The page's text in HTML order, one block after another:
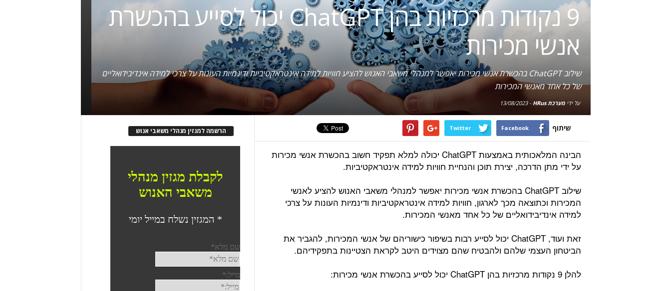
9 נקודות מרכזיות בהן ChatGPT יכול לסייע בהכשרת
אנשי מכירות
שילוב ChatGPT בהכשרת אנשי מכירות יאפשר למנהלי משאבי האנוש להציע חוויות למידה אינטראקטיביות ודינמיות העונות על צרכי למידה אינדיבידואליים
של כל אחד מאנשי המכירות
על ידימערכת HRus -
13/08/2023
שיתוף Facebook
Twitter
הבינה המלאכותית באמצעות ChatGPT יכולה למלא תפקיד חשוב בהכשרת אנשי מכירות
על ידי מתן הדרכה, יצירת תוכן והנחיית חוויות למידה אינטראקטיביות.
שילוב ChatGPT בהכשרת אנשי מכירות יאפשר למנהלי משאבי האנוש להציע לאנשי
המכירות וכתוצאה מכך לארגון, חוויות למידה אינטראקטיביות ודינמיות העונות על צרכי
למידה אינדיבידואליים של כל אחד מאנשי המכירות.
זאת ועוד, ChatGPT יכול לסייע רבות בשיפור כישוריהם של אנשי המכירות, להגביר את
הביטחון העצמי שלהם ולהבטיח שהם מצוידים היטב לקראת הצטיינות בתפקידיהם.
להלן 9 נקודות מרכזיות בהן ChatGPT יכול לסייע בהכשרת אנשי מכירות:
הרשמה למגזין מנהלי משאבי אנוש